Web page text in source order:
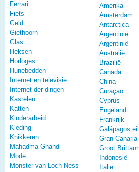
Ferrari
Fiets
Geld
Giethoorn
Glas
Heksen
Horloges
Hunebedden
Internet en televisie
Internet der dingen
Kastelen
Katten
Kinderarbeid
Kleding
Knikkeren
Mahadma Ghandi
Mode
Monster van Loch Ness
Amerika
Amsterdam
Antarctica
Argentinië
Argentinië
Australië
Brazilië
Canada
China
Curaçao
Cyprus
Engeland
Frankrijk
Galápagos
Gran Canaria
Groot
Indonesië
Italië